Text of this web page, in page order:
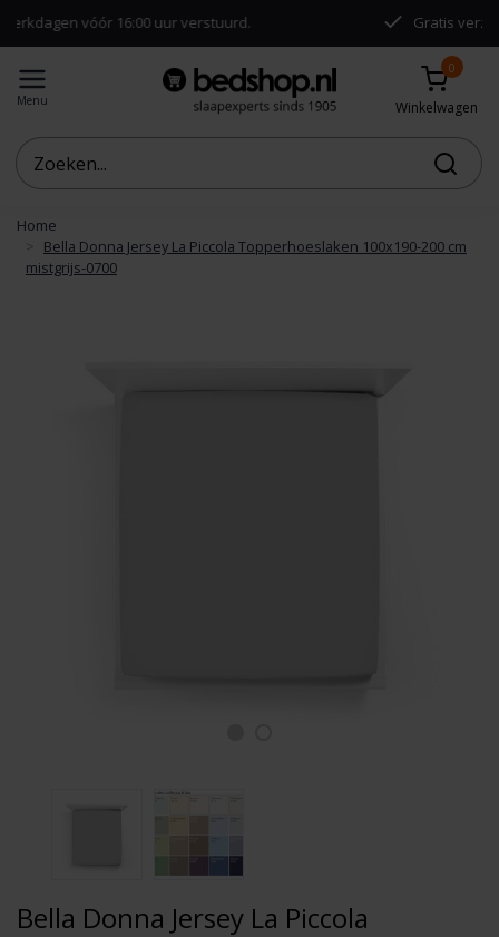
16:00 uur verstuurd. Gratis verzending vanaf
Menu
0
Winkelwagen
Home
Bella Donna Jersey La Piccola Topperhoeslaken 100x190-200 cm
mistgrijs-0700
Bella Donna Jersey La Piccola